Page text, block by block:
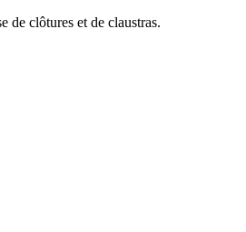
de clôtures et de claustras.